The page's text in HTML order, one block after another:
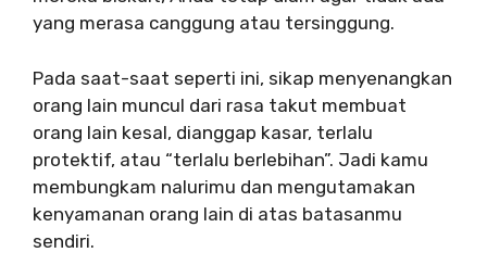
yang merasa canggung atau tersinggung.
Pada saat-saat seperti ini, sikap menyenangkan
orang lain muncul dari rasa takut membuat
orang lain kesal, dianggap kasar, terlalu
protektif, atau “terlalu berlebihan”. Jadi kamu
membungkam nalurimu dan mengutamakan
kenyamanan orang lain di atas batasanmu
sendiri.